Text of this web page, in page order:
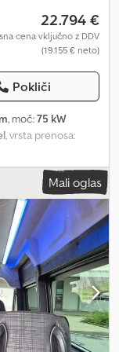
22.794 €
cena vključno z DDV
(19.155 € neto)
Pokliči
, moč:75 kW
, vrsta prenosa:
1.880 mm,
, skupna masa: 2.135
zaklepanje,
garancija za
sistem, parkirni
izvlečna kuhinja
za svežo vodo
skrinjo, 2
litrov) - Posteljni
- Plinski kuhalnik
- 3D
Mali oglas